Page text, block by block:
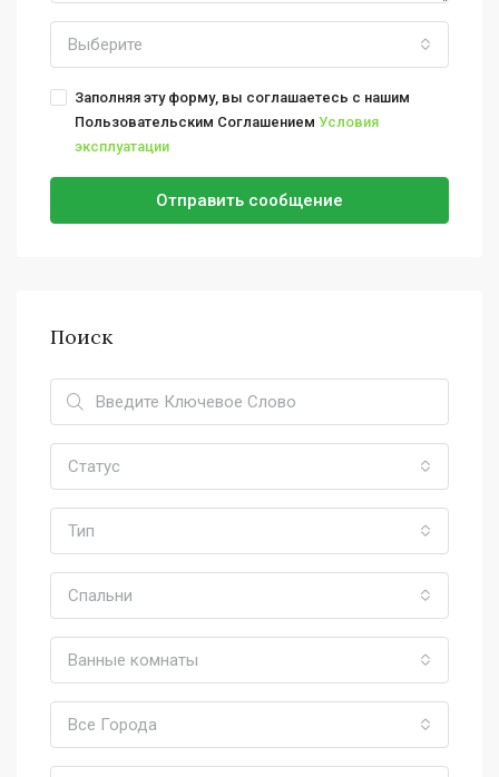
Выберите
Заполняя эту форму, вы соглашаетесь с нашим
Пользовательским Соглашением Условия
эксплуатации
Отправить сообщение
Поиск
Статус
Тип
Спальни
Ванные комнаты
Все Города